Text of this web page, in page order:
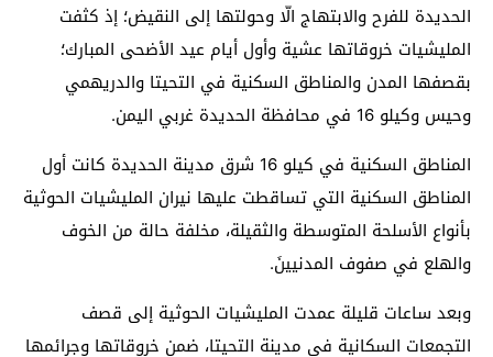
الحديدة للفرح والابتهاج الّا وحولتها إلى النقيض؛ إذ كثفت
المليشيات خروقاتها عشية وأول أيام عيد الأضحى المبارك؛
بقصفها المدن والمناطق السكنية في التحيتا والدريهمي
وحيس وكيلو 16 في محافظة الحديدة غربي اليمن.
المناطق السكنية في كيلو 16 شرق مدينة الحديدة كانت أول
المناطق السكنية التي تساقطت عليها نيران المليشيات الحوثية
بأنواع الأسلحة المتوسطة والثقيلة، مخلفة حالة من الخوف
والهلع في صفوف المدنيينَ.
وبعد ساعات قليلة عمدت المليشيات الحوثية إلى قصف
التجمعات السكانية في مدينة التحيتا، ضمن خروقاتها وجرائمها